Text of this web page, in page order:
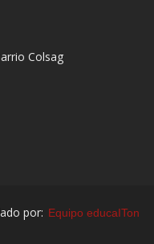
Colsag
por: Equipo educaITon